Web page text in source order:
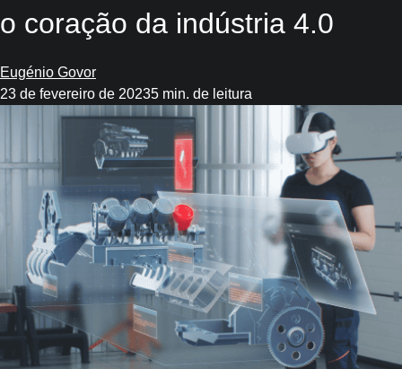
o coração da indústria 4.0
Eugénio Govor
23 de fevereiro de 20235 min. de leitura